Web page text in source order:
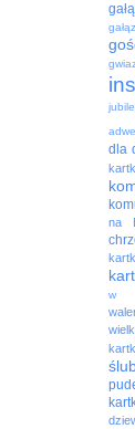
dla
na
w